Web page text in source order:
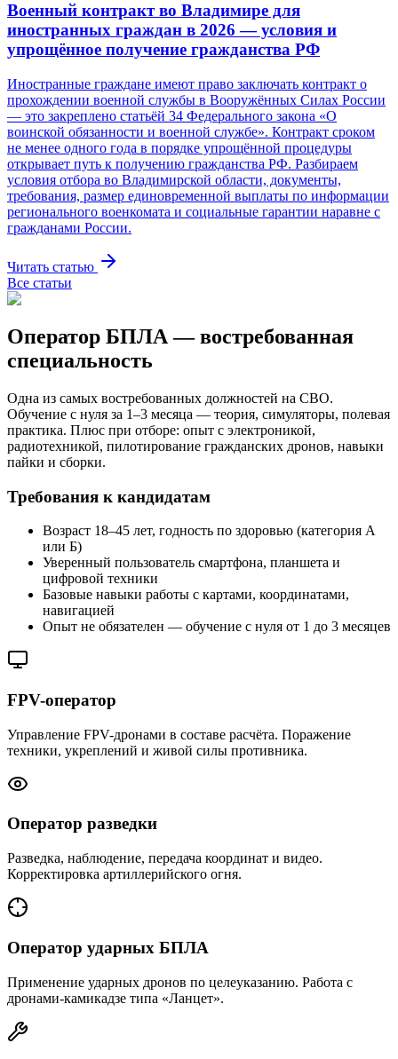
Военный контракт во Владимире для
иностранных граждан в 2026 — условия и
упрощённое получение гражданства РФ
Иностранные граждане имеют право заключать контракт о
прохождении военной службы в Вооружённых Силах России
— это закреплено статьёй 34 Федерального закона «О
воинской обязанности и военной службе». Контракт сроком
не менее одного года в порядке упрощённой процедуры
открывает путь к получению гражданства РФ. Разбираем
условия отбора во Владимирской области, документы,
требования, размер единовременной выплаты по информации
регионального военкомата и социальные гарантии наравне с
гражданами России.
Читать статью
Все статьи
Оператор БПЛА — востребованная
специальность
Одна из самых востребованных должностей на СВО.
Обучение с нуля за 1–3 месяца — теория, симуляторы, полевая
практика. Плюс при отборе: опыт с электроникой,
радиотехникой, пилотирование гражданских дронов, навыки
пайки и сборки.
Требования к кандидатам
Возраст 18–45 лет, годность по здоровью (категория А
или Б)
Уверенный пользователь смартфона, планшета и
цифровой техники
Базовые навыки работы с картами, координатами,
навигацией
Опыт не обязателен — обучение с нуля от 1 до 3 месяцев
FPV-оператор
Управление FPV-дронами в составе расчёта. Поражение
техники, укреплений и живой силы противника.
Оператор разведки
Разведка, наблюдение, передача координат и видео.
Корректировка артиллерийского огня.
Оператор ударных БПЛА
Применение ударных дронов по целеуказанию. Работа с
дронами-камикадзе типа «Ланцет».